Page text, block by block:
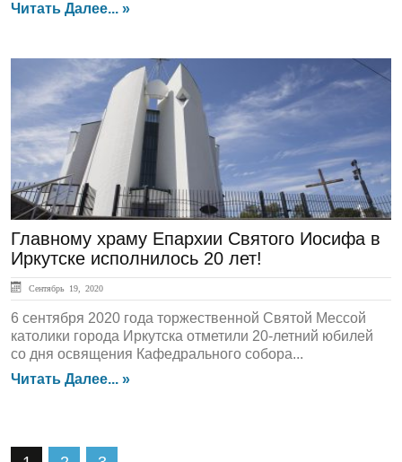
Читать Далее... »
ГЛАВНАЯ
Главному храму Епархии Святого Иосифа в
Иркутске исполнилось 20 лет!
Сентябрь 19, 2020
6 сентября 2020 года торжественной Святой Мессой
католики города Иркутска отметили 20-летний юбилей
со дня освящения Кафедрального собора...
Читать Далее... »